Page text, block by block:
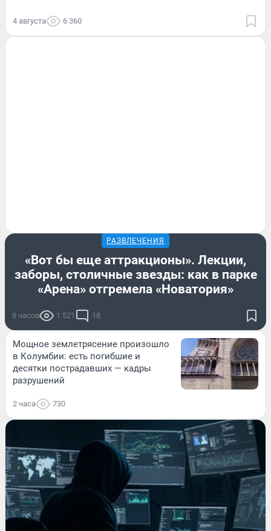
4 августа 6 360
РАЗВЛЕЧЕНИЯ
«Вот бы еще аттракционы». Лекции,
заборы, столичные звезды: как в парке
«Арена» отгремела «Новатория»
8 часов 1 521 18
Мощное землетрясение произошло
в Колумбии: есть погибшие и
десятки пострадавших — кадры
разрушений
2 часа 730